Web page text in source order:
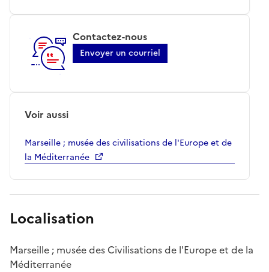
Contactez-nous
Envoyer un courriel
Voir aussi
Marseille ; musée des civilisations de l'Europe et de
la Méditerranée
Localisation
Marseille ; musée des Civilisations de l'Europe et de la
Méditerranée